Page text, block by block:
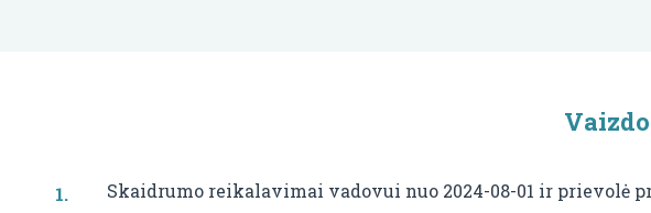
Skaidrumo reikalavimai vadovui nuo 2024-08-01 ir prievolė